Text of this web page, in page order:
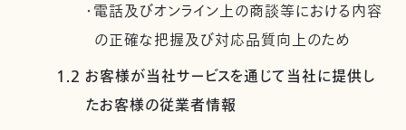
・電話及びオンライン上の商談等における内容
の正確な把握及び対応品質向上のため
1.2 お客様が当社サービスを通じて当社に提供し
たお客様の従業者情報